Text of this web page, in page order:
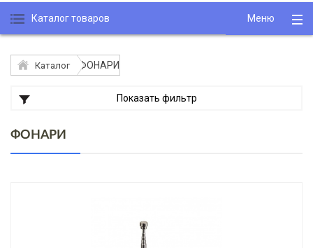
Каталог товаров Меню
Каталог ФОНАРИ
Показать фильтр
ФОНАРИ